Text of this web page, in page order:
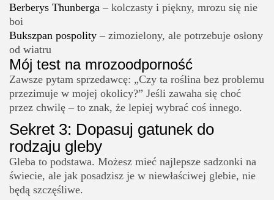
Berberys Thunberga – kolczasty i piękny, mrozu się nie
boi
Bukszpan pospolity – zimozielony, ale potrzebuje osłony
od wiatru
Mój test na mrozoodporność
Zawsze pytam sprzedawcę: „Czy ta roślina bez problemu
przezimuje w mojej okolicy?” Jeśli zawaha się choć
przez chwilę – to znak, że lepiej wybrać coś innego.
Sekret 3: Dopasuj gatunek do
rodzaju gleby
Gleba to podstawa. Możesz mieć najlepsze sadzonki na
świecie, ale jak posadzisz je w niewłaściwej glebie, nie
będą szczęśliwe.